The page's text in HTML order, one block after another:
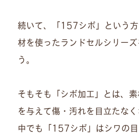
続いて、「157シボ」という
材を使ったランドセルシリーズ
う。
そもそも「シボ加工」とは、
を与えて傷・汚れを目立たなく
中でも「157シボ」はシワの